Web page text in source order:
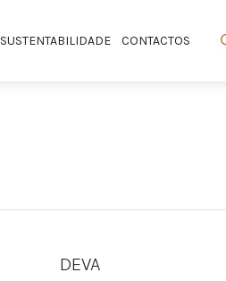
SUSTENTABILIDADE CONTACTOS
DEVA